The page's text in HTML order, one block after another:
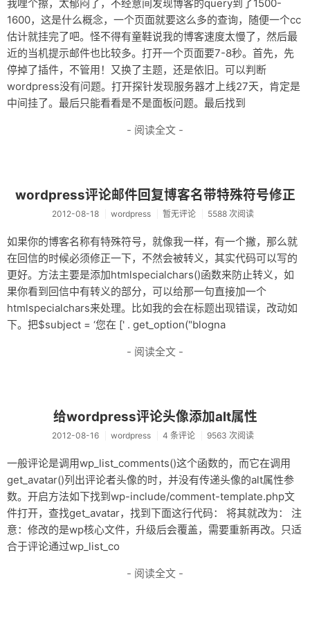
我哩个擦，太郁闷了，不经意间发现博客的query到了1500-
1600，这是什么概念，一个页面就要这么多的查询，随便一个cc
估计就挂完了吧。怪不得有童鞋说我的博客速度太慢了，然后最
近的当机提示邮件也比较多。打开一个页面要7-8秒。首先，先
停掉了插件，不管用！又换了主题，还是依旧。可以判断
wordpress没有问题。打开探针发现服务器才上线27天，肯定是
中间挂了。最后只能看看是不是面板问题。最后找到
- 阅读全文 -
wordpress评论邮件回复博客名带特殊符号修正
2012-08-18 wordpress 暂无评论 5588 次阅读
如果你的博客名称有特殊符号，就像我一样，有一个撇，那么就
在回信的时候必须修正一下，不然会被转义，其实代码可以写的
更好。方法主要是添加htmlspecialchars()函数来防止转义，如
果你看到回信中有转义的部分，可以给那一句直接加一个
htmlspecialchars来处理。比如我的会在标题出现错误，改动如
下。把$subject = ‘您在 [' . get_option("blogna
- 阅读全文 -
给wordpress评论头像添加alt属性
2012-08-16 wordpress 4 条评论 9563 次阅读
一般评论是调用wp_list_comments()这个函数的，而它在调用
get_avatar()列出评论者头像的时，并没有传递头像的alt属性参
数。开启方法如下找到wp-include/comment-template.php文
件打开，查找get_avatar，找到下面这行代码： 将其就改为： 注
意：修改的是wp核心文件，升级后会覆盖，需要重新再改。只适
合于评论通过wp_list_co
- 阅读全文 -